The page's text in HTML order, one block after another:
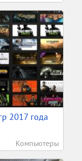
2017 года
Компьютеры